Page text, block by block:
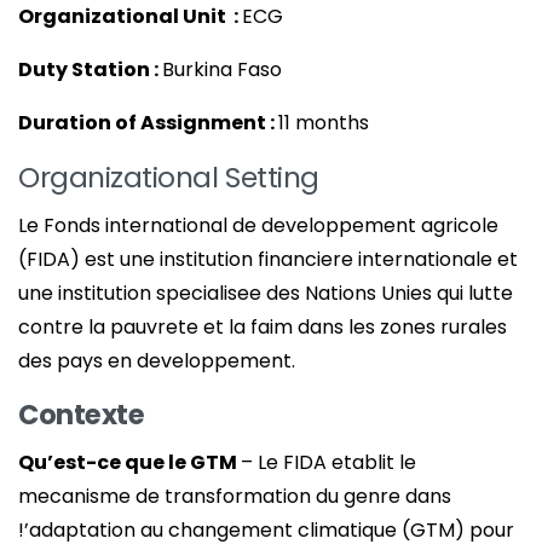
Organizational Unit :ECG
Duty Station :Burkina Faso
Duration of Assignment :11 months
Organizational Setting
Le Fonds international de developpement agricole
(FIDA) est une institution financiere internationale et
une institution specialisee des Nations Unies qui lutte
contre la pauvrete et la faim dans les zones rurales
des pays en developpement.
Contexte
Qu’est-ce que le GTM – Le FIDA etablit le
mecanisme de transformation du genre dans
!’adaptation au changement climatique (GTM) pour